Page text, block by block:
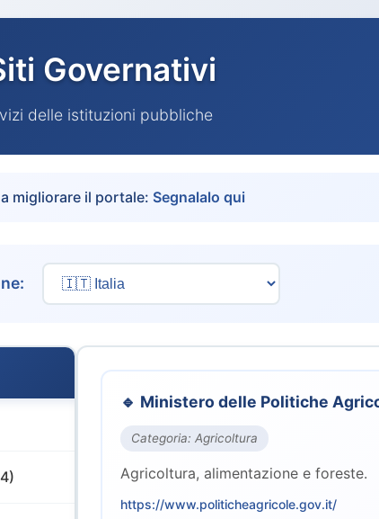
Governativi
delle istituzioni pubbliche
migliorare il portale: Segnalalo qui
🔹 Ministero delle Politiche
Categoria: Agricoltura
Agricoltura, alimentazione e foreste.
https://www.politicheagricole.gov.it/